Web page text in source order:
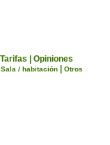
Tarifas Opiniones
Sala / habitación| Otros